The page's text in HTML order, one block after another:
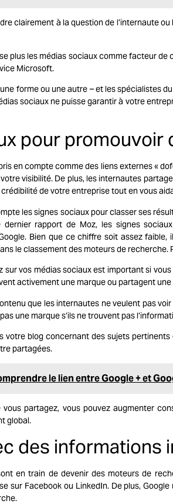
clairement à la question de l’internaute
plus les médias sociaux comme facteur de
Microsoft.
forme ou une autre – et les spécialistes
sociaux ne puisse garantir à votre
pour promouvoir
en compte comme des liens externes «
visibilité. De plus, les internautes
de votre entreprise tout en vous
les signes sociaux pour classer ses
rapport de Moz, les signes
Bien que ce chiffre soit assez
le classement des moteurs de recherche.
vos médias sociaux est important si
activement une marque ou partagent
que les internautes ne veulent pas
une marque s’ils ne trouvent pas
votre blog concernant des sujets
partagées.
le lien entre Google + et
partagez, vous pouvez augmenter
global.
des informations
en train de devenir des moteurs de
sur Facebook ou LinkedIn. De plus,